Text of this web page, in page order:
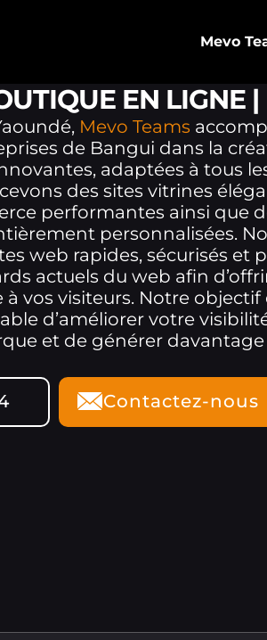
Mevo
EN LIGNE
Mevo Teams
de Bangui dans la
adaptées à tous
des sites vitrines
performantes ainsi que
personnalisées.
web rapides, sécurisés et
actuels du web afin
vos visiteurs. Notre objectif
d’améliorer votre
et de générer
Contactez-nous